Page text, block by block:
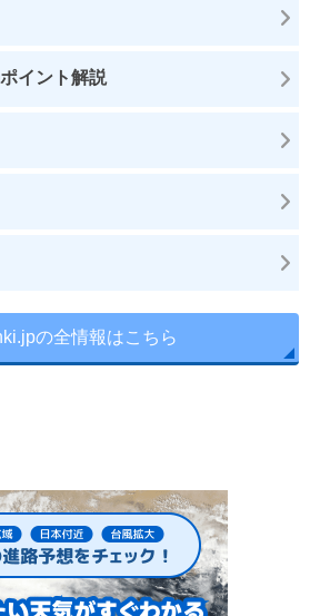
イント解説
の全情報はこちら